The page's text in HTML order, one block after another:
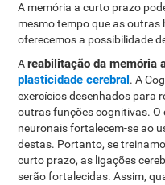
A memória a curto prazo
mesmo tempo que as
oferecemos a possibilidade
Areabilitação da memória
plasticidade cerebral. A
exercícios desenhados para
outras funções cognitivas. O
neuronais fortalecem-se ao
destas. Portanto, se
curto prazo, as ligações
serão fortalecidas. Assim,